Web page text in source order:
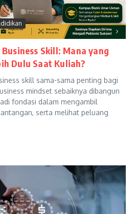
Skill: Mana yang
Dulu Saat Kuliah?
skill sama-sama penting bagi
mindset sebaiknya dibangun
fondasi dalam mengambil
serta melihat peluang